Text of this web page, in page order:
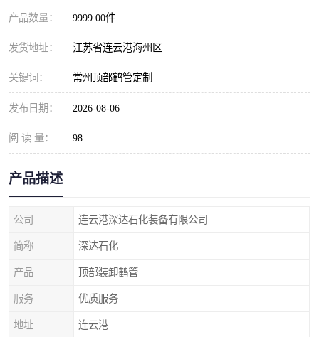
产品数量： 9999.00件
发货地址： 江苏省连云港海州区
关键词： 常州顶部鹤管定制
发布日期： 2026-08-06
阅 读 量： 98
产品描述
公司 连云港深达石化装备有限公司
简称 深达石化
产品 顶部装卸鹤管
服务 优质服务
地址 连云港